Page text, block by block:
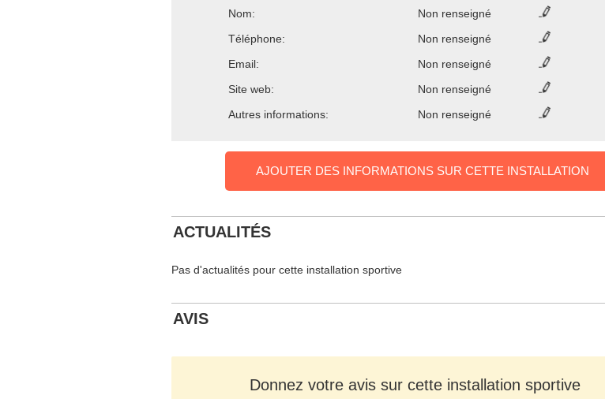
Nom:
Non renseigné
Téléphone:
Non renseigné
Email:
Non renseigné
Site web:
Non renseigné
Autres informations:
Non renseigné
AJOUTER DES INFORMATIONS SUR CETTE INSTALLATION
ACTUALITÉS
Pas d'actualités pour cette installation sportive
AVIS
Donnez votre avis sur cette installation sportive